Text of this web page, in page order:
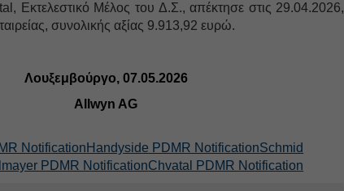
Εκτελεστικό Μέλος του Δ.Σ., απέκτησε στις 29.04.2026,
συνολικής αξίας 9.913,92 ευρώ.
Λουξεμβούργο, 07.05.2026
Allwyn AG
Notification Handyside PDMR NotificationSchmid
PDMR NotificationChvatal PDMR Notification